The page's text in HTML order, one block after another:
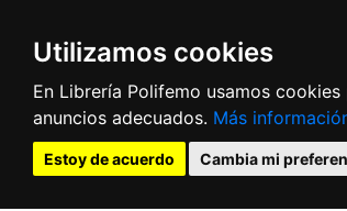
Utilizamos cookies
En Librería Polifemo usamos
anuncios adecuados. Más
Estoy de acuerdo Cambia mi